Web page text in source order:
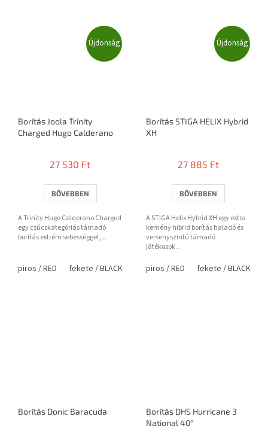
Újdonság
Borítás Joola Trinity
Charged Hugo Calderano
27 530 Ft
BŐVEBBEN
A Trinity Hugo Calderano Charged
egy csúcskategóriás támadó
borítás extrém sebességgel,...
piros / RED fekete / BLACK
Újdonság
Borítás STIGA HELIX Hybrid
XH
27 885 Ft
BŐVEBBEN
A STIGA Helix Hybrid XH egy extra
kemény hibrid borítás haladó és
versenyszintű támadó
játékosok...
piros / RED fekete / BLACK
Borítás Donic Baracuda
Borítás DHS Hurricane 3
National 40°